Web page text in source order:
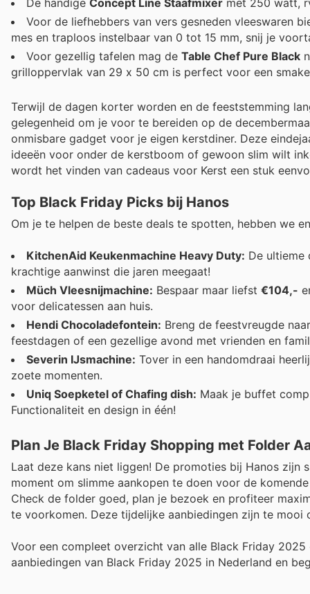
Voor de liefhebbers van vers gesneden vleeswaren
mes en traploos instelbaar van 0 tot 15 mm, snij je
Voor gezellig tafelen mag de Table Chef Pure Black
grilloppervlak van 29 x 50 cm is perfect voor een
Terwijl de dagen korter worden en de feeststemming
gelegenheid om je voor te bereiden op de
onmisbare gadget voor je eigen kerstdiner. Deze
ideeën voor onder de kerstboom of gewoon slim wilt
wordt het vinden van cadeaus voor Kerst een stuk
Top Black Friday Picks bij Hanos
Om je te helpen de beste deals te spotten, hebben we
KitchenAid Keukenmachine Heavy Duty: De
krachtige aanwinst die jaren meegaat!
Müch Vleesnijmachine: Bespaar maar liefst €104,-
voor delicatessen aan huis.
Hendi Chocoladefontein: Breng de feestvreugde
feestdagen of een gezellige avond met vrienden en
Severin IJsmachine: Tover in een handomdraai
zoete momenten.
Uniq Soepketel of Chafing dish: Maak je buffet
Functionaliteit en design in één!
Plan Je Black Friday Shopping met Folder
Laat deze kans niet liggen! De promoties bij Hanos zijn
moment om slimme aankopen te doen voor de
Check de folder goed, plan je bezoek en profiteer
te voorkomen. Deze tijdelijke aanbiedingen zijn te mooi
Voor een compleet overzicht van alle Black Friday
aanbiedingen van Black Friday 2025 in Nederland en